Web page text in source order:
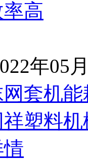
年05
套机
塑料机